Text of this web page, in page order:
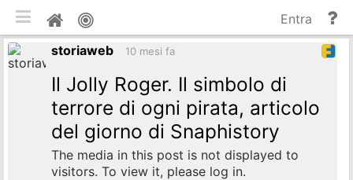
Home
e
Entra
storiaweb
10 mesi fa
Il Jolly Roger. Il simbolo di
terrore di ogni pirata, articolo
del giorno di Snaphistory
The media in this post is not displayed to
visitors. To view it, please log in.
commuta tema mobile